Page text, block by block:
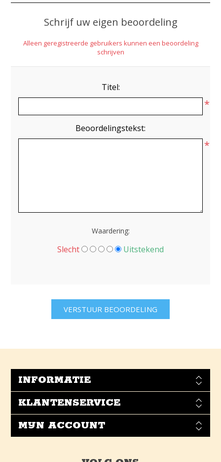
Schrijf uw eigen beoordeling
Alleen geregistreerde gebruikers kunnen een beoordeling
schrijven
Titel:
*
Beoordelingstekst:
*
Waardering:
Slecht Uitstekend
INFORMATIE
KLANTENSERVICE
MIJN ACCOUNT